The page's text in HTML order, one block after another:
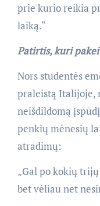
prie kurio reikia
laiką.“
Patirtis, kuri
Nors studentės
praleistą Italijoje,
neišdildomą
penkių mėnesių
atradimų:
„Gal po kokių
bet vėliau net